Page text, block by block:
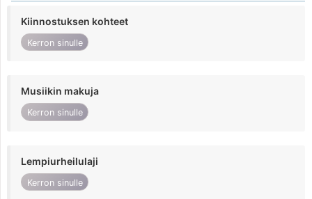
Kiinnostuksen kohteet
Kerron sinulle
Musiikin makuja
Kerron sinulle
Lempiurheilulaji
Kerron sinulle